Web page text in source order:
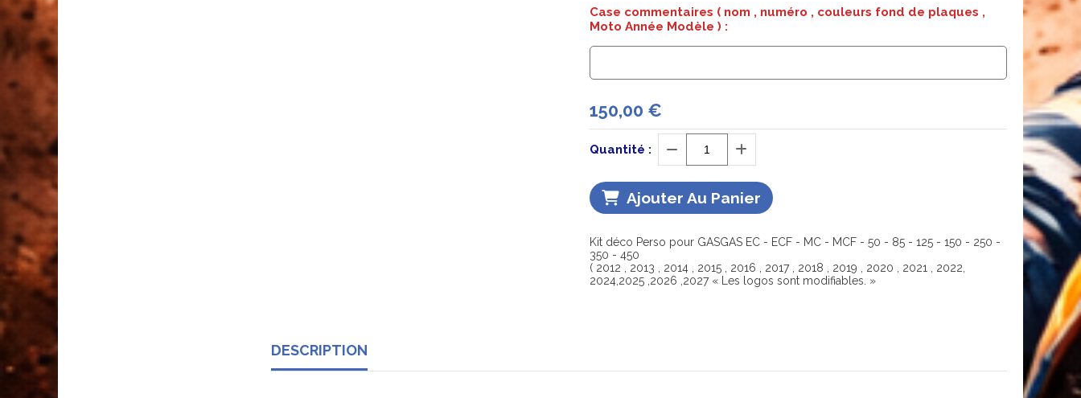
Case commentaires ( nom , numéro , couleurs fond de plaques ,
Moto Année Modèle ) :
150,00 €
Quantité :
Ajouter Au Panier
Kit déco Perso pour GASGAS EC - ECF - MC - MCF - 50 - 85 - 125 - 150 - 250 -
350 - 450
( 2012 , 2013 , 2014 , 2015 , 2016 , 2017 , 2018 , 2019 , 2020 , 2021 , 2022,
2024,2025 ,2026 ,2027 « Les logos sont modifiables. »
DESCRIPTION